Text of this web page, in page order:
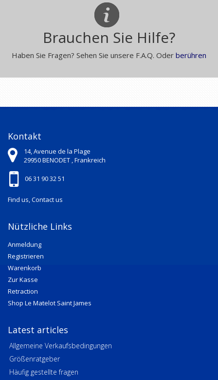
Brauchen Sie Hilfe?
Haben Sie Fragen? Sehen Sie unsere F.A.Q. Oder berühren
Kontakt
14, Avenue de la Plage
29950BENODET ,Frankreich
06 31 90 32 51
Find us, Contact us
Nützliche Links
Anmeldung
Registrieren
Warenkorb
Zur Kasse
Retraction
Shop Le Matelot Saint James
Latest articles
Allgemeine Verkaufsbedingungen
Größenratgeber
Häufig gestellte fragen